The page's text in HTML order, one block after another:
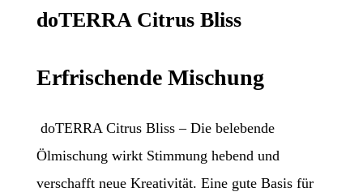
doTERRA Citrus Bliss
Erfrischende Mischung
doTERRA Citrus Bliss – Die belebende
Ölmischung wirkt Stimmung hebend und
verschafft neue Kreativität. Eine gute Basis für